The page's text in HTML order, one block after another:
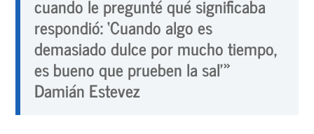
cuando le pregunté qué significaba
respondió: ‘Cuando algo es
demasiado dulce por mucho tiempo,
es bueno que prueben la sal'»
Damián Estevez